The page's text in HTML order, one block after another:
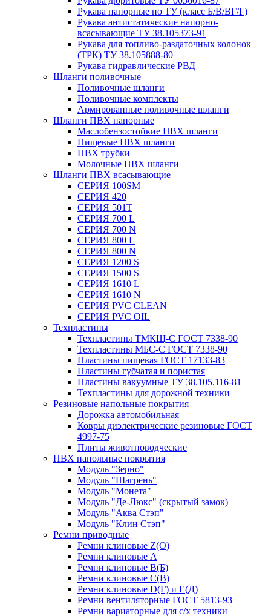
Рукава напорные по ТУ (класс Б/В/ВГ/Г)
Рукава антистатические напорно-
всасывающие ТУ 38.105373-91
Рукава для топливо-раздаточных колонок
(ТРК) ТУ 38.105888-80
Рукава гидравлические РВД
Шланги поливочные
Поливочные шланги
Поливочные комплекты
Армированные поливочные шланги
Шланги ПВХ напорные
Маслобензостойкие ПВХ шланги
Пищевые ПВХ шланги
ПВХ трубки
Молочные ПВХ шланги
Шланги ПВХ всасывающие
СЕРИЯ 100SM
СЕРИЯ 420
СЕРИЯ 501T
СЕРИЯ 700 L
СЕРИЯ 700 N
СЕРИЯ 800 L
СЕРИЯ 800 N
СЕРИЯ 1200 S
СЕРИЯ 1500 S
СЕРИЯ 1610 L
СЕРИЯ 1610 N
СЕРИЯ PVC CLEAN
СЕРИЯ PVC OIL
Техпластины
Техпластины ТМКЩ-С ГОСТ 7338-90
Техпластины МБС-С ГОСТ 7338-90
Пластины пищевая ГОСТ 17133-83
Пластины губчатая и пористая
Пластины вакуумные ТУ 38.105.116-81
Техпластины для дорожной техники
Резиновые напольные покрытия
Дорожка автомобильная
Ковры диэлектрические резиновые ГОСТ
4997-75
Плиты животноводческие
ПВХ напольные покрытия
Модуль "Зерно"
Модуль "Шагрень"
Модуль "Монета"
Модуль "Де-Люкс" (скрытый замок)
Модуль "Аква Стэп"
Модуль "Клин Стэп"
Ремни приводные
Ремни клиновые Z(О)
Ремни клиновые А
Ремни клиновые В(Б)
Ремни клиновые С(В)
Ремни клиновые D(Г) и Е(Д)
Ремни вентиляторные ГОСТ 5813-93
Ремни вариаторные для с/х техники